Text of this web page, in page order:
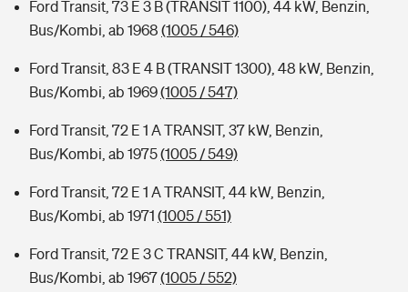
Ford Transit, 73 E 3 B (TRANSIT 1100), 44 kW, Benzin,
Bus/Kombi, ab 1968 (1005 / 546)
Ford Transit, 83 E 4 B (TRANSIT 1300), 48 kW, Benzin,
Bus/Kombi, ab 1969(1005 / 547)
Ford Transit, 72 E 1 A TRANSIT, 37 kW, Benzin,
Bus/Kombi, ab 1975(1005 / 549)
Ford Transit, 72 E 1 A TRANSIT, 44 kW, Benzin,
Bus/Kombi, ab 1971 (1005 / 551)
Ford Transit, 72 E 3 C TRANSIT, 44 kW, Benzin,
Bus/Kombi, ab 1967(1005 / 552)